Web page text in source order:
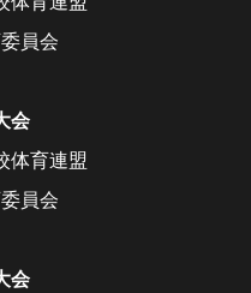
員会
会
体育連盟
員会
会